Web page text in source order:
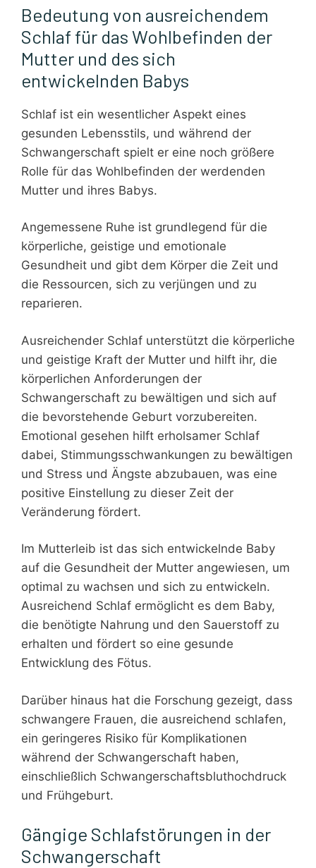
Bedeutung von ausreichendem
Schlaf für das Wohlbefinden der
Mutter und des sich
entwickelnden Babys
Schlaf ist ein wesentlicher Aspekt eines
gesunden Lebensstils, und während der
Schwangerschaft spielt er eine noch größere
Rolle für das Wohlbefinden der werdenden
Mutter und ihres Babys.
Angemessene Ruhe ist grundlegend für die
körperliche, geistige und emotionale
Gesundheit und gibt dem Körper die Zeit und
die Ressourcen, sich zu verjüngen und zu
reparieren.
Ausreichender Schlaf unterstützt die körperliche
und geistige Kraft der Mutter und hilft ihr, die
körperlichen Anforderungen der
Schwangerschaft zu bewältigen und sich auf
die bevorstehende Geburt vorzubereiten.
Emotional gesehen hilft erholsamer Schlaf
dabei, Stimmungsschwankungen zu bewältigen
und Stress und Ängste abzubauen, was eine
positive Einstellung zu dieser Zeit der
Veränderung fördert.
Im Mutterleib ist das sich entwickelnde Baby
auf die Gesundheit der Mutter angewiesen, um
optimal zu wachsen und sich zu entwickeln.
Ausreichend Schlaf ermöglicht es dem Baby,
die benötigte Nahrung und den Sauerstoff zu
erhalten und fördert so eine gesunde
Entwicklung des Fötus.
Darüber hinaus hat die Forschung gezeigt, dass
schwangere Frauen, die ausreichend schlafen,
ein geringeres Risiko für Komplikationen
während der Schwangerschaft haben,
einschließlich Schwangerschaftsbluthochdruck
und Frühgeburt.
Gängige Schlafstörungen in der
Schwangerschaft